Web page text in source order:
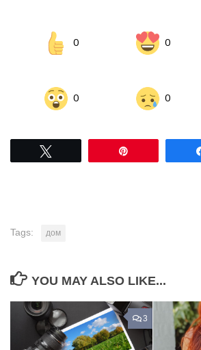
0 0
0 0
Tags: дом
YOU MAY ALSO LIKE...
3